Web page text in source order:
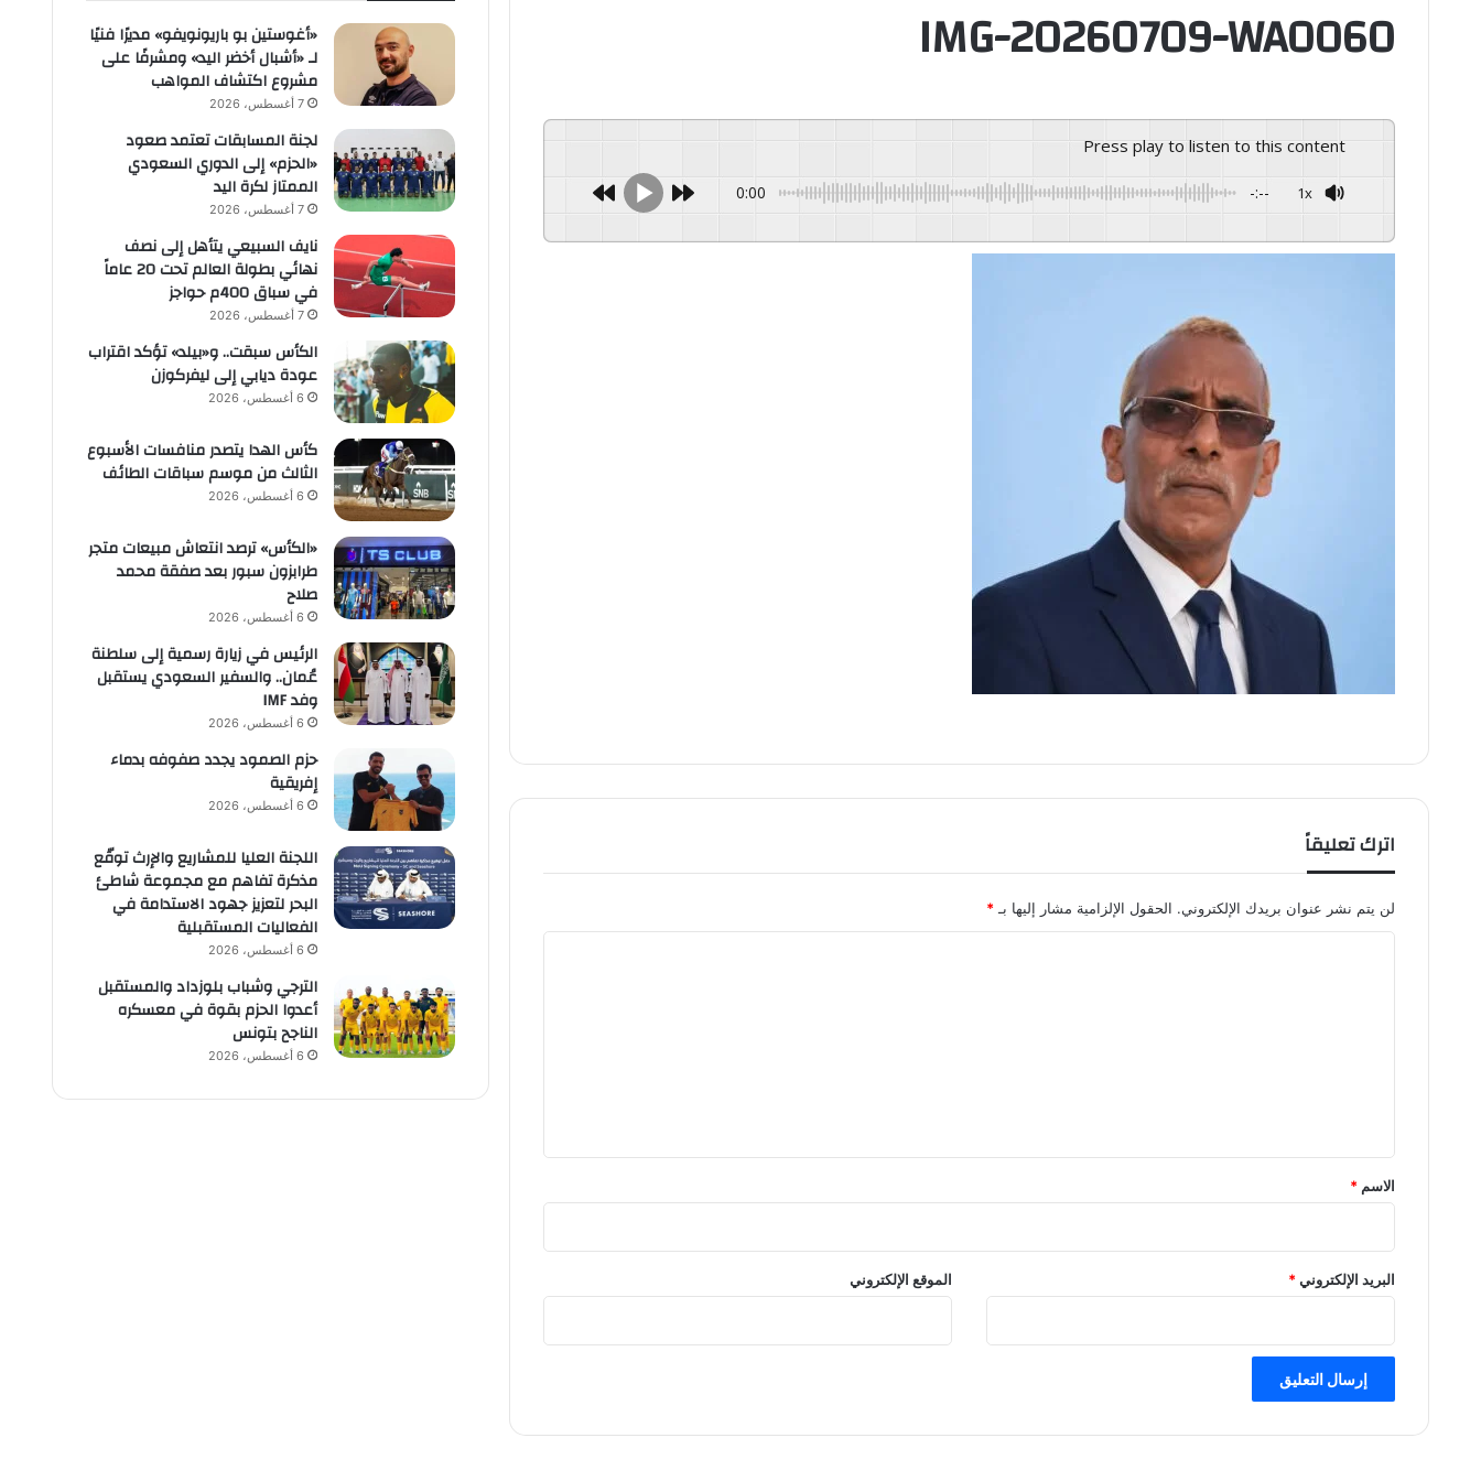
IMG-20260709-WA0060
Press play to listen to this content
0:00 -:-- 1x
اترك تعليقاً
لن يتم نشر عنوان بريدك الإلكتروني. الحقول الإلزامية مشار إليها بـ *
*
الاسم *
البريد الإلكتروني* الموقع الإلكتروني
«أغوستين بو باريونويفو» مديرًا فنيًا
لـ «أشبال أخضر اليد» ومشرفًا على
مشروع اكتشاف المواهب
7 أغسطس، 2026
لجنة المسابقات تعتمد صعود
«الحزم» إلى الدوري السعودي
الممتاز لكرة اليد
7 أغسطس، 2026
نايف السبيعي يتأهل إلى نصف
نهائي بطولة العالم تحت 20 عاماً
في سباق 400م حواجز
7 أغسطس، 2026
الكأس سبقت.. و«بيلد» تؤكد اقتراب
عودة ديابي إلى ليفركوزن
6 أغسطس، 2026
كأس الهدا يتصدر منافسات الأسبوع
الثالث من موسم سباقات الطائف
6 أغسطس، 2026
«الكأس» ترصد انتعاش مبيعات متجر
طرابزون سبور بعد صفقة محمد
صلاح
6 أغسطس، 2026
الرئيس في زيارة رسمية إلى سلطنة
عُمان.. والسفير السعودي يستقبل
وفد IMF
6 أغسطس، 2026
حزم الصمود يجدد صفوفه بدماء
إفريقية
6 أغسطس، 2026
اللجنة العليا للمشاريع والإرث توقّع
مذكرة تفاهم مع مجموعة شاطئ
البحر لتعزيز جهود الاستدامة في
الفعاليات المستقبلية
6 أغسطس، 2026
الترجي وشباب بلوزداد والمستقبل
أعدوا الحزم بقوة في معسكره
الناجح بتونس
6 أغسطس، 2026